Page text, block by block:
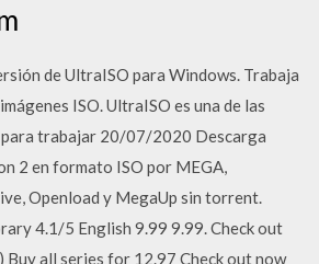
de UltraISO para Windows. Trabaja
ISO. UltraISO es una de las
trabajar 20/07/2020 Descarga
2 en formato ISO por MEGA,
Openload y MegaUp sin torrent.
4.1/5 English 9.99 9.99. Check out
Buy all series for 12.97 Check out now